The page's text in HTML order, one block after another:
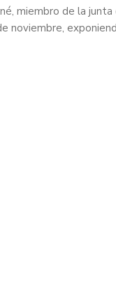
miembro de la junta
noviembre,